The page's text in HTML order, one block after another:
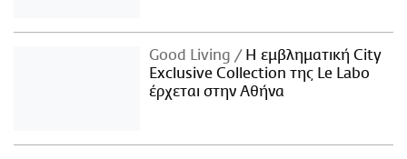
Good Living
Η εμβληματική City
Exclusive Collection της Le Labo
έρχεται στην Αθήνα